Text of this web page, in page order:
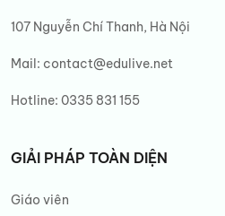
107 Nguyễn Chí Thanh, Hà Nội
Mail: contact@edulive.net
Hotline: 0335 831 155
GIẢI PHÁP TOÀN DIỆN
Giáo viên